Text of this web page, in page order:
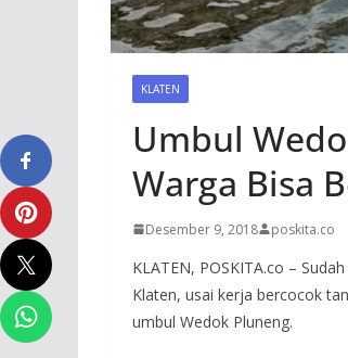
KLATEN
Umbul
Warga Bisa
Desember 9, 2018 poskita.co
KLATEN, POSKITA.co –
Klaten, usai kerja bercocok
umbul Wedok Pluneng.